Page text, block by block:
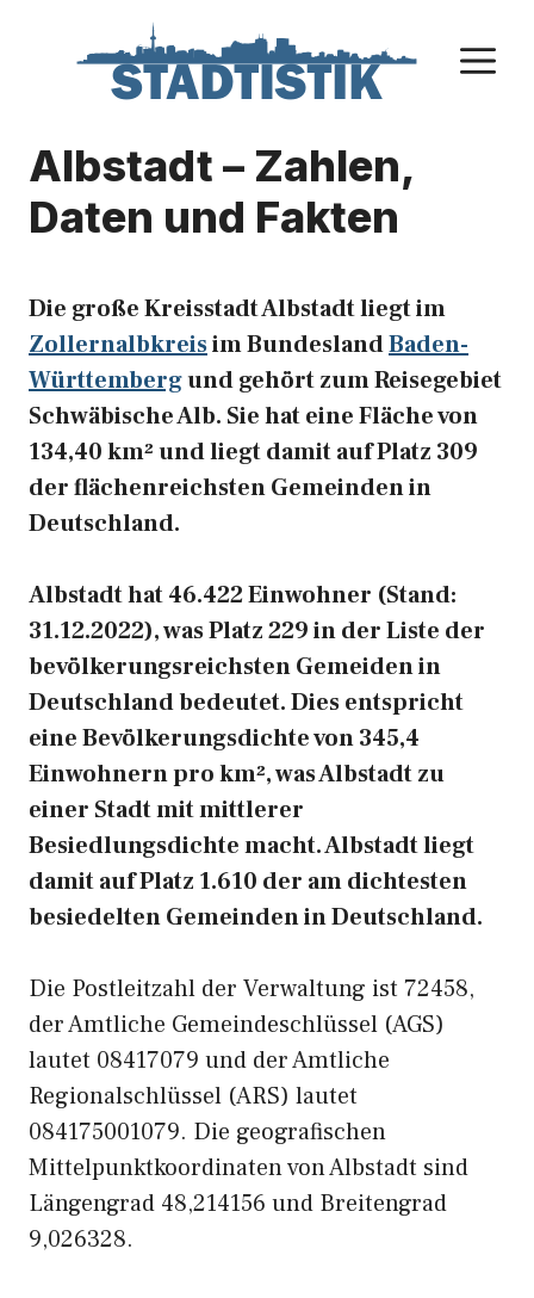
Albstadt – Zahlen,
Daten und Fakten
Die große Kreisstadt Albstadt liegt im
Zollernalbkreisim BundeslandBaden-
Württembergund gehört zum Reisegebiet
Schwäbische Alb. Sie hat eine Fläche von
134,40 km² und liegt damit auf Platz 309
der flächenreichsten Gemeinden in
Deutschland.
Albstadt hat 46.422 Einwohner (Stand:
31.12.2022), was Platz 229 in der Liste der
bevölkerungsreichsten Gemeiden in
Deutschland bedeutet. Dies entspricht
eine Bevölkerungsdichte von 345,4
Einwohnern pro km², was Albstadt zu
einer Stadt mit mittlerer
Besiedlungsdichte macht. Albstadt liegt
damit auf Platz 1.610 der am dichtesten
besiedelten Gemeinden in Deutschland.
Die Postleitzahl der Verwaltung ist 72458,
der Amtliche Gemeindeschlüssel (AGS)
lautet 08417079 und der Amtliche
Regionalschlüssel (ARS) lautet
084175001079. Die geografischen
Mittelpunktkoordinaten von Albstadt sind
Längengrad 48,214156 und Breitengrad
9,026328.